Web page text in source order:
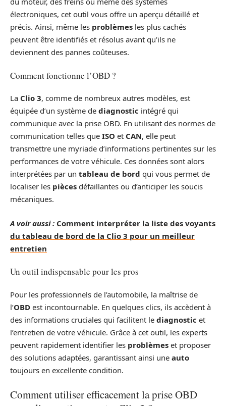
électroniques, cet outil vous offre un aperçu détaillé et
précis. Ainsi, même les problèmes les plus cachés
peuvent être identifiés et résolus avant qu’ils ne
deviennent des pannes coûteuses.
Comment fonctionne l’OBD ?
La Clio 3, comme de nombreux autres modèles, est
équipée d’un système de diagnostic intégré qui
communique avec la prise OBD. En utilisant des normes de
communication telles que ISO et CAN, elle peut
transmettre une myriade d’informations pertinentes sur les
performances de votre véhicule. Ces données sont alors
interprétées par un tableau de bord qui vous permet de
localiser les pièces défaillantes ou d’anticiper les soucis
mécaniques.
A voir aussi : Comment interpréter la liste des voyants
du tableau de bord de la Clio 3 pour un meilleur
entretien
Un outil indispensable pour les pros
Pour les professionnels de l’automobile, la maîtrise de
l’OBD est incontournable. En quelques clics, ils accèdent à
des informations cruciales qui facilitent le diagnostic et
l’entretien de votre véhicule. Grâce à cet outil, les experts
peuvent rapidement identifier les problèmes et proposer
des solutions adaptées, garantissant ainsi une auto
toujours en excellente condition.
Comment utiliser efficacement la prise OBD